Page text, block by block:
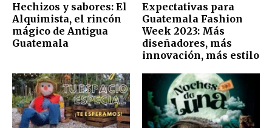
Hechizos y sabores: El
Alquimista, el rincón
mágico de Antigua
Guatemala
Expectativas para
Guatemala Fashion
Week 2023: Más
diseñadores, más
innovación, más estilo